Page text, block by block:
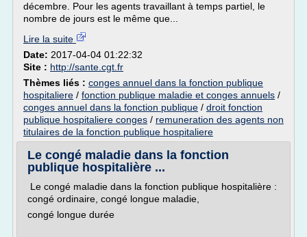
décembre. Pour les agents travaillant à temps partiel, le
nombre de jours est le même que...
Lire la suite
Date: 2017-04-04 01:22:32
Site : http://sante.cgt.fr
Thèmes liés : conges annuel dans la fonction publique
hospitaliere / fonction publique maladie et conges annuels /
conges annuel dans la fonction publique / droit fonction
publique hospitaliere conges / remuneration des agents non
titulaires de la fonction publique hospitaliere
Le congé maladie dans la fonction
publique hospitalière ...
Le congé maladie dans la fonction publique hospitalière :
congé ordinaire, congé longue maladie,
congé longue durée